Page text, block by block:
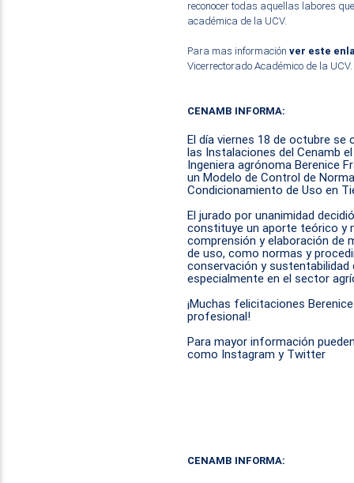
reconocer todas aquellas labores
académica de la UCV.
Para mas información ver este
Vicerrectorado Académico de la UCV.
CENAMB INFORMA:
El día viernes 18 de octubre se
las Instalaciones del Cenamb
Ingeniera agrónoma Berenice
un Modelo de Control de
Condicionamiento de Uso en
El jurado por unanimidad
constituye un aporte teórico y
comprensión y elaboración de
de uso, como normas y
conservación y
especialmente en el sector
¡Muchas felicitaciones
profesional!
Para mayor información
como Instagram y Twitter
CENAMB INFORMA: